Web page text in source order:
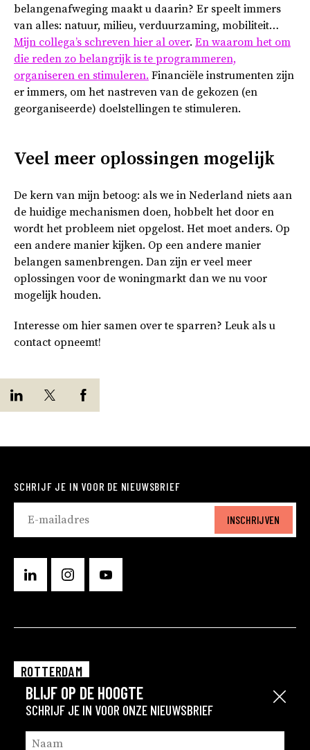
Sluit
BLIJF OP DE HOOGTE
SCHRIJF JE IN VOOR ONZE NIEUWSBRIEF
belangenafweging maakt u daarin? Er speelt immers
van alles: natuur, milieu, verduurzaming, mobiliteit…
Mijn collega’s schreven hier al over. En waarom het om
die reden zo belangrijk is te programmeren,
organiseren en stimuleren. Financiële instrumenten zijn
er immers, om het nastreven van de gekozen (en
georganiseerde) doelstellingen te stimuleren.
Veel meer oplossingen mogelijk
De kern van mijn betoog: als we in Nederland niets aan
de huidige mechanismen doen, hobbelt het door en
wordt het probleem niet opgelost. Het moet anders. Op
een andere manier kijken. Op een andere manier
belangen samenbrengen. Dan zijn er veel meer
oplossingen voor de woningmarkt dan we nu voor
mogelijk houden.
Interesse om hier samen over te sparren? Leuk als u
contact opneemt!
SCHRIJF JE IN VOOR DE NIEUWSBRIEF
INSCHRIJVEN
ROTTERDAM
EINDHOVEN
GRONINGEN